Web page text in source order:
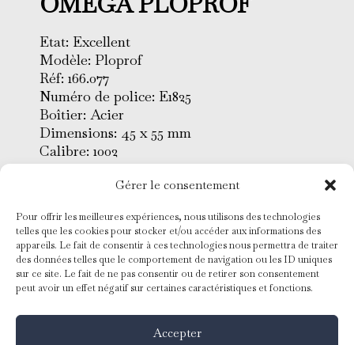
Gérer le consentement
Pour offrir les meilleures expériences, nous utilisons des technologies
telles que les cookies pour stocker et/ou accéder aux informations des
appareils. Le fait de consentir à ces technologies nous permettra de traiter
des données telles que le comportement de navigation ou les ID uniques
sur ce site. Le fait de ne pas consentir ou de retirer son consentement
peut avoir un effet négatif sur certaines caractéristiques et fonctions.
Accepter
Etat: Excellent
Modèle: Ploprof
Réf: 166.077
Numéro de police: E1825
Boîtier: Acier
Dimensions: 45 x 55 mm
Calibre: 1002
Lunette: Acier
Cadran: Noir
Bracelet: Acier
Mouvement: Remontage
automatique
Conditionnement: Ecrin & service
Omega 2020
Année: 1970